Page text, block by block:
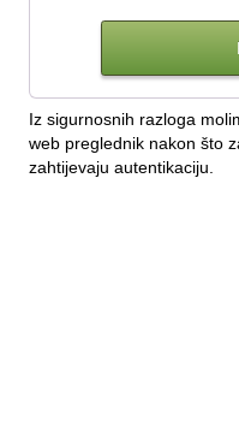
Iz sigurnosnih razloga
web preglednik nakon što
zahtijevaju autentikaciju.